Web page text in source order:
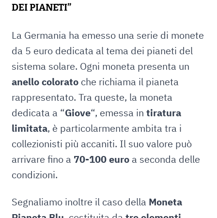
DEI PIANETI”
La Germania ha emesso una serie di monete
da 5 euro dedicata al tema dei pianeti del
sistema solare. Ogni moneta presenta un
anello colorato che richiama il pianeta
rappresentato. Tra queste, la moneta
dedicata a “Giove“, emessa in tiratura
limitata, è particolarmente ambita tra i
collezionisti più accaniti. Il suo valore può
arrivare fino a 70-100 euro a seconda delle
condizioni.
Segnaliamo inoltre il caso della Moneta